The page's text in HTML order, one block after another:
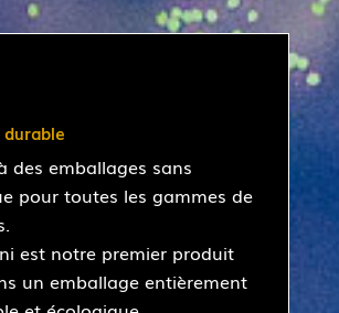
durable
des emballages sans
pour toutes les gammes de
est notre premier produit
un emballage entièrement